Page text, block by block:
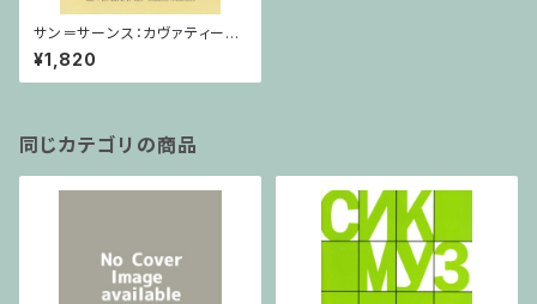
サン＝サーンス：カヴァティーヌ/
トロンボーン・ピアノ
¥1,820
同じカテゴリの商品